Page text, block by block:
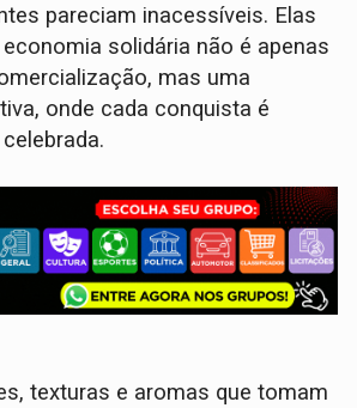
pareciam inacessíveis. Elas
solidária não é apenas
mas uma
onde cada conquista é
texturas e aromas que tomam